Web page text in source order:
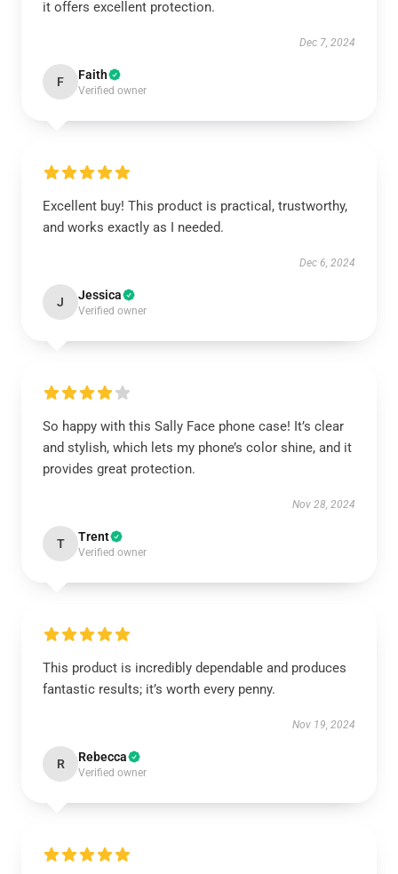
it offers excellent protection.
Dec 7, 2024
F Faith
Verified owner
Excellent buy! This product is practical, trustworthy,
and works exactly as I needed.
Dec 6, 2024
J Jessica
Verified owner
So happy with this Sally Face phone case! It’s clear
and stylish, which lets my phone’s color shine, and it
provides great protection.
Nov 28, 2024
T Trent
Verified owner
This product is incredibly dependable and produces
fantastic results; it’s worth every penny.
Nov 19, 2024
R Rebecca
Verified owner